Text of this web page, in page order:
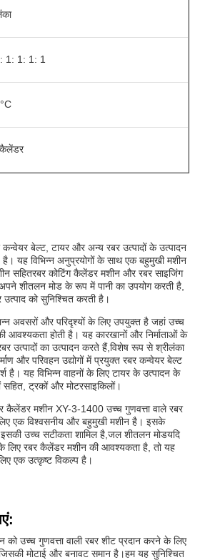
1: 1: 1: 1
बेल्ट, टायर और अन्य रबर उत्पादों के उत्पादन
यह विभिन्न अनुप्रयोगों के साथ एक बहुमुखी मशीन
सहितरबर कोटिंग कैलेंडर मशीन और रबर साइजिंग
शीतलन मोड के रूप में पानी का उपयोग करती है,
उत्पाद को सुनिश्चित करती है।
अवसरों और परिदृश्यों के लिए उपयुक्त है जहां उच्च
आवश्यकता होती है। यह कारखानों और निर्माताओं के
उत्पादों का उत्पादन करते हैं,विशेष रूप से श्रीलंका
और परिवहन उद्योगों में प्रयुक्त रबर कन्वेयर बेल्ट
है। यह विभिन्न वाहनों के लिए टायर के उत्पादन के
सहित, ट्रकों और मोटरसाइकिलों।
कैलेंडर मशीन XY-3-1400 उच्च गुणवत्ता वाले रबर
एक विश्वसनीय और बहुमुखी मशीन है। इसके
उच्च सटीकता शामिल है,जल शीतलन मोडयदि
लिए रबर कैलेंडर मशीन की आवश्यकता है, तो यह
एक उत्कृष्ट विकल्प है।
को उच्च गुणवत्ता वाली रबर शीट प्रदान करने के लिए
मोटाई और बनावट समान है।हम यह सुनिश्चित